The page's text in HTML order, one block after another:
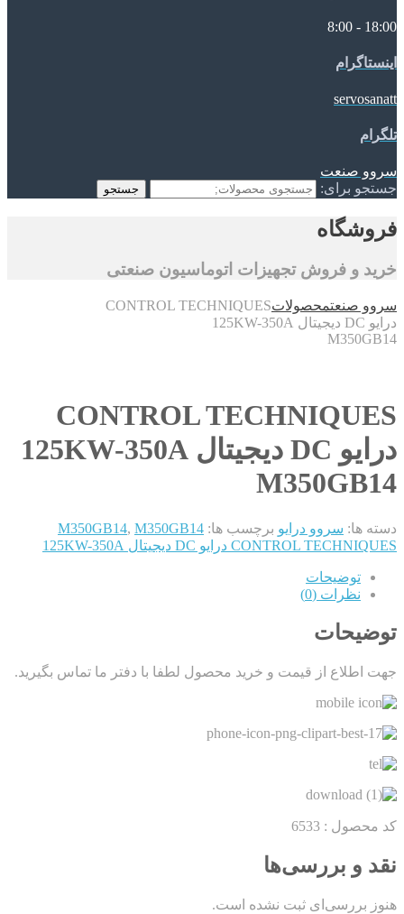
18:00 - 8:00
اینستاگرام
servosanatt
تلگرام
سروو صنعت
جستجو برای:
جستجو
فروشگاه
خرید و فروش تجهیزات اتوماسیون صنعتی
سروو صنعتمحصولاتCONTROL TECHNIQUES
درایو DC دیجیتال 125KW-350A
M350GB14
CONTROL TECHNIQUES
درایو DC دیجیتال 125KW-350A
M350GB14
دسته ها: سروو درایو برچسب ها: M350GB14, M350GB14
CONTROL TECHNIQUES درایو DC دیجیتال 125KW-350A
توضیحات
نظرات (0)
توضیحات
جهت اطلاع از قیمت و خرید محصول لطفا با دفتر ما تماس بگیرید.
کد محصول : 6533
نقد و بررسی‌ها
هنوز بررسی‌ای ثبت نشده است.